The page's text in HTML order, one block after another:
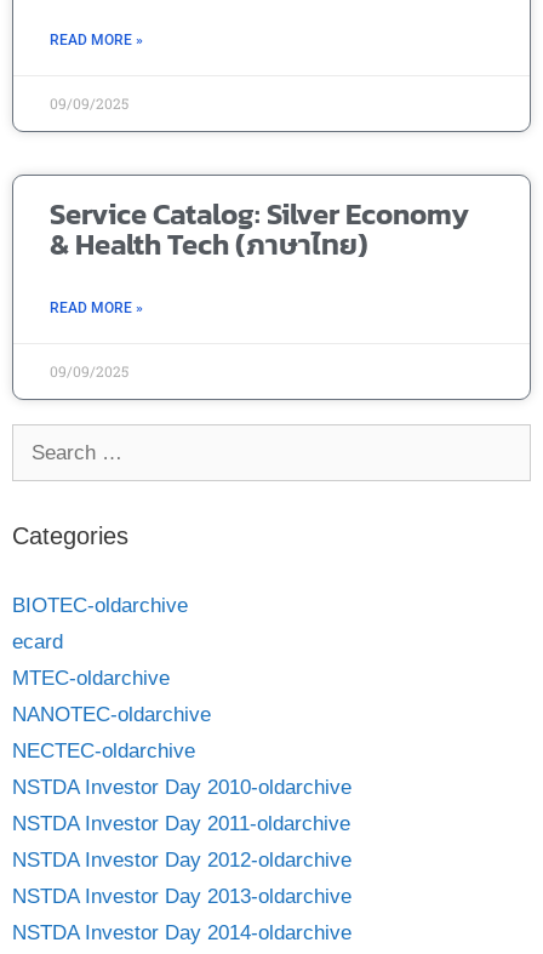
READ MORE »
09/09/2025
Service Catalog: Silver Economy
& Health Tech (ภาษาไทย)
READ MORE »
09/09/2025
Categories
BIOTEC-oldarchive
ecard
MTEC-oldarchive
NANOTEC-oldarchive
NECTEC-oldarchive
NSTDA Investor Day 2010-oldarchive
NSTDA Investor Day 2011-oldarchive
NSTDA Investor Day 2012-oldarchive
NSTDA Investor Day 2013-oldarchive
NSTDA Investor Day 2014-oldarchive